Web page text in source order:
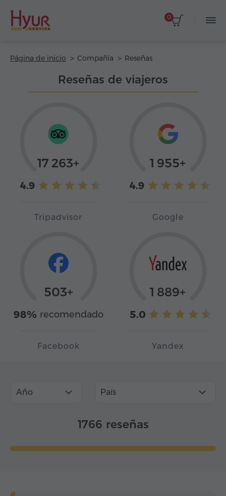
0
Página de inicio Compañía Reseñas
Reseñas de viajeros
17 263+
4.9
Tripadvisor
1 955+
4.9
Google
503+
98% recomendado
Facebook
1 889+
5.0
Yandex
Año País
1766 reseñas